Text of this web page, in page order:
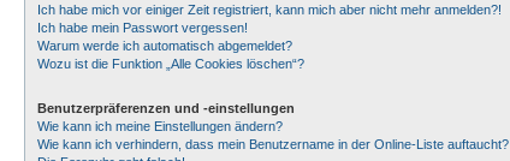
Ich habe mich vor einiger Zeit registriert, kann mich aber nicht mehr anmelden?!
Ich habe mein Passwort vergessen!
Warum werde ich automatisch abgemeldet?
Wozu ist die Funktion „Alle Cookies löschen“?
Benutzerpräferenzen und -einstellungen
Wie kann ich meine Einstellungen ändern?
Wie kann ich verhindern, dass mein Benutzername in der Online-Liste auftaucht?